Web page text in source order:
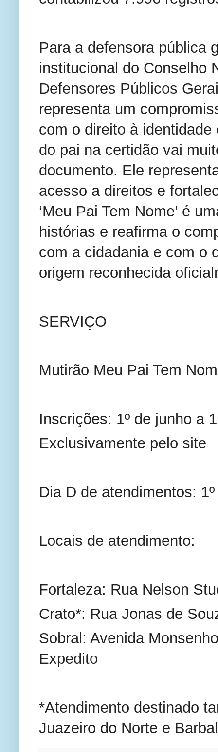
Para a defensora pública
institucional do Conselho
Defensores Públicos
representa um
com o direito à identidade
do pai na certidão vai
documento. Ele
acesso a direitos e
‘Meu Pai Tem Nome’ é
histórias e reafirma o
com a cidadania e com o
origem reconhecida
SERVIÇO
Mutirão Meu Pai Tem
Inscrições: 1º de junho a
Exclusivamente pelo site
Dia D de atendimentos:
Locais de atendimento:
Fortaleza: Rua Nelson
Crato*: Rua Jonas de
Sobral: Avenida
Expedito
*Atendimento destinado
Juazeiro do Norte e